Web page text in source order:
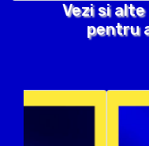
Vezi si
pentru